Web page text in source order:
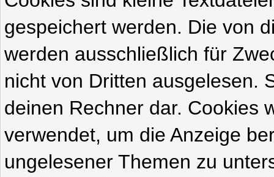
gespeichert werden. Die von
werden ausschließlich für
nicht von Dritten ausgelesen.
deinen Rechner dar. Cookies
verwendet, um die Anzeige
ungelesener Themen zu